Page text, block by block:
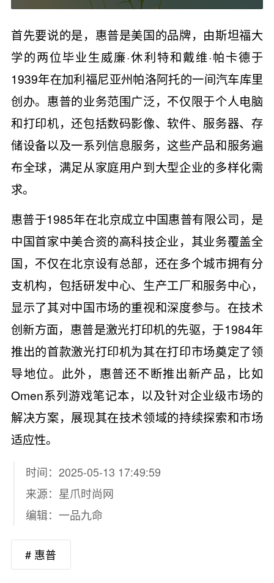
首先要说的是，惠普是美国的品牌，由斯坦福大
学的两位毕业生威廉·休利特和戴维·帕卡德于
1939年在加利福尼亚州帕洛阿托的一间汽车库里
创办。惠普的业务范围广泛，不仅限于个人电脑
和打印机，还包括数码影像、软件、服务器、存
储设备以及一系列信息服务，这些产品和服务遍
布全球，满足从家庭用户到大型企业的多样化需
求。
惠普于1985年在北京成立中国惠普有限公司，是
中国首家中美合资的高科技企业，其业务覆盖全
国，不仅在北京设有总部，还在多个城市拥有分
支机构，包括研发中心、生产工厂和服务中心，
显示了其对中国市场的重视和深度参与。在技术
创新方面，惠普是激光打印机的先驱，于1984年
推出的首款激光打印机为其在打印市场奠定了领
导地位。此外，惠普还不断推出新产品，比如
Omen系列游戏笔记本，以及针对企业级市场的
解决方案，展现其在技术领域的持续探索和市场
适应性。
时间：2025-05-13 17:49:59
来源： 星爪时尚网
编辑：一品九命
# 惠普